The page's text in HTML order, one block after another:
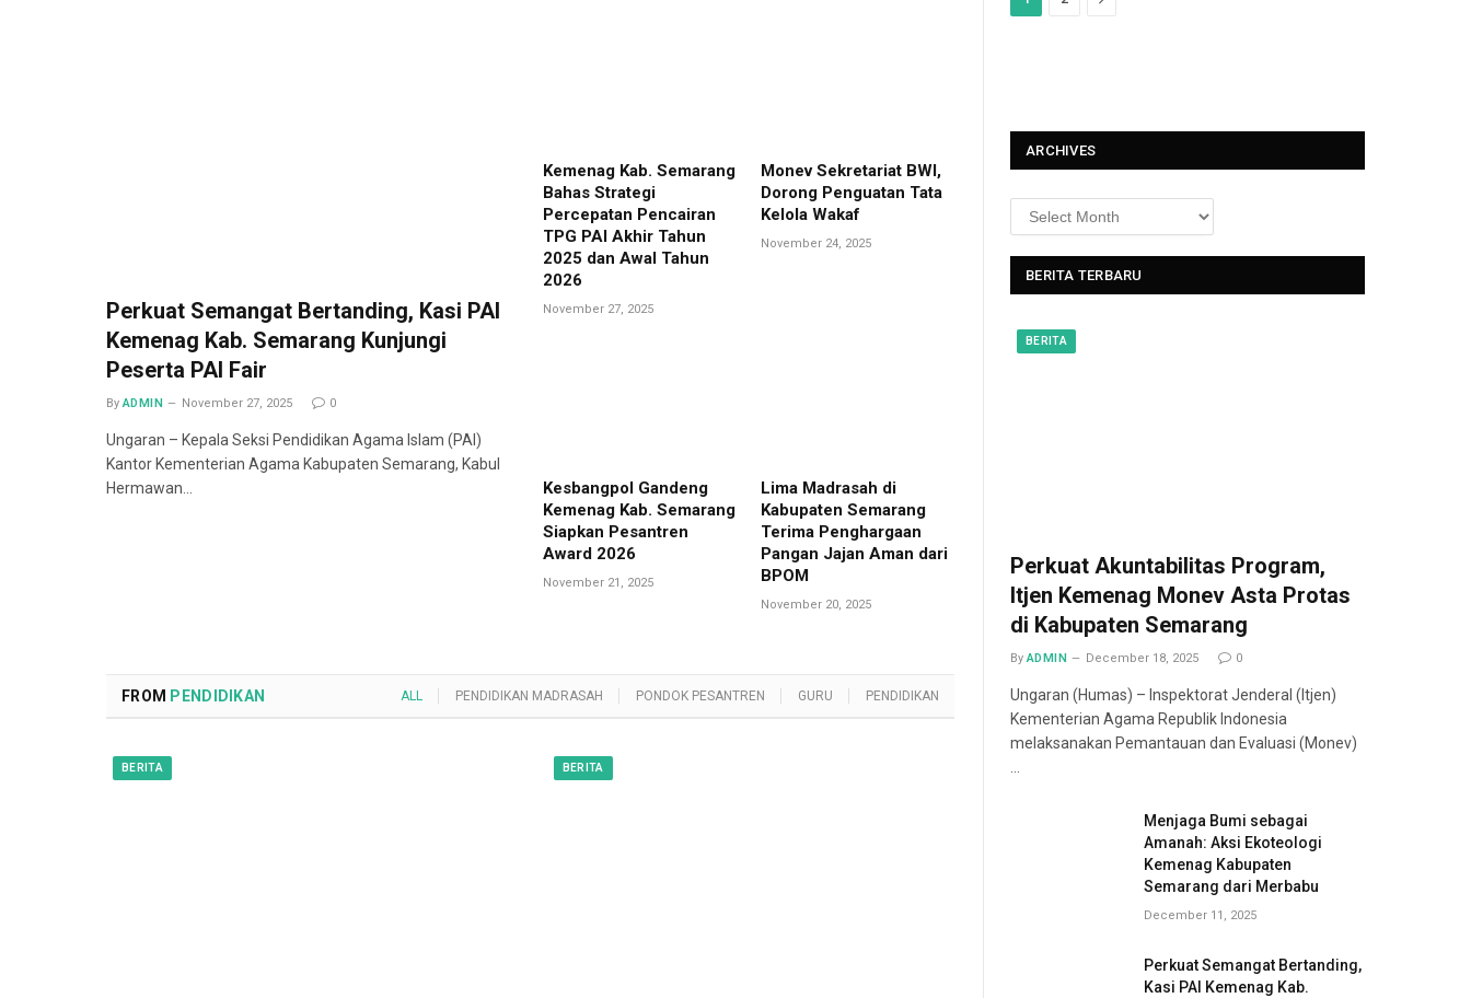
Perkuat Semangat Bertanding, Kasi PAI
Kemenag Kab. Semarang Kunjungi
Peserta PAI Fair
By ADMIN November 27, 2025 0
Ungaran – Kepala Seksi Pendidikan Agama Islam (PAI)
Kantor Kementerian Agama Kabupaten Semarang, Kabul
Hermawan…
Kemenag Kab. Semarang
Bahas Strategi
Percepatan Pencairan
TPG PAI Akhir Tahun
2025 dan Awal Tahun
2026
November 27, 2025
Monev Sekretariat BWI,
Dorong Penguatan Tata
Kelola Wakaf
November 24, 2025
Kesbangpol Gandeng
Kemenag Kab. Semarang
Siapkan Pesantren
Award 2026
November 21, 2025
Lima Madrasah di
Kabupaten Semarang
Terima Penghargaan
Pangan Jajan Aman dari
BPOM
November 20, 2025
FROM PENDIDIKAN ALL PENDIDIKAN MADRASAH PONDOK PESANTREN GURU PENDIDIKAN
BERITA BERITA
ARCHIVES
BERITA TERBARU
BERITA
Perkuat Akuntabilitas Program,
Itjen Kemenag Monev Asta Protas
di Kabupaten Semarang
By ADMIN December 18, 2025 0
Ungaran (Humas) – Inspektorat Jenderal (Itjen)
Kementerian Agama Republik Indonesia
melaksanakan Pemantauan dan Evaluasi (Monev)
…
Menjaga Bumi sebagai
Amanah: Aksi Ekoteologi
Kemenag Kabupaten
Semarang dari Merbabu
December 11, 2025
Perkuat Semangat Bertanding,
Kasi PAI Kemenag Kab.